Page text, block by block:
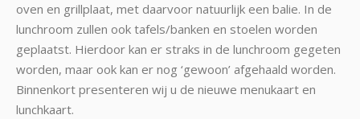
oven en grillplaat, met daarvoor natuurlijk een balie. In de
lunchroom zullen ook tafels/banken en stoelen worden
geplaatst. Hierdoor kan er straks in de lunchroom gegeten
worden, maar ook kan er nog ‘gewoon’ afgehaald worden.
Binnenkort presenteren wij u de nieuwe menukaart en
lunchkaart.